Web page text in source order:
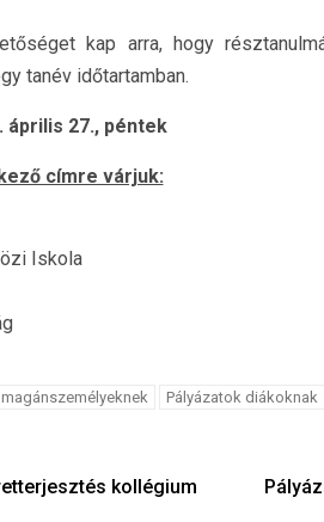
kap arra, hogy
tanév időtartamban.
április 27., péntek
címre várjuk:
Iskola
Pályázatok diákoknak
kollégium